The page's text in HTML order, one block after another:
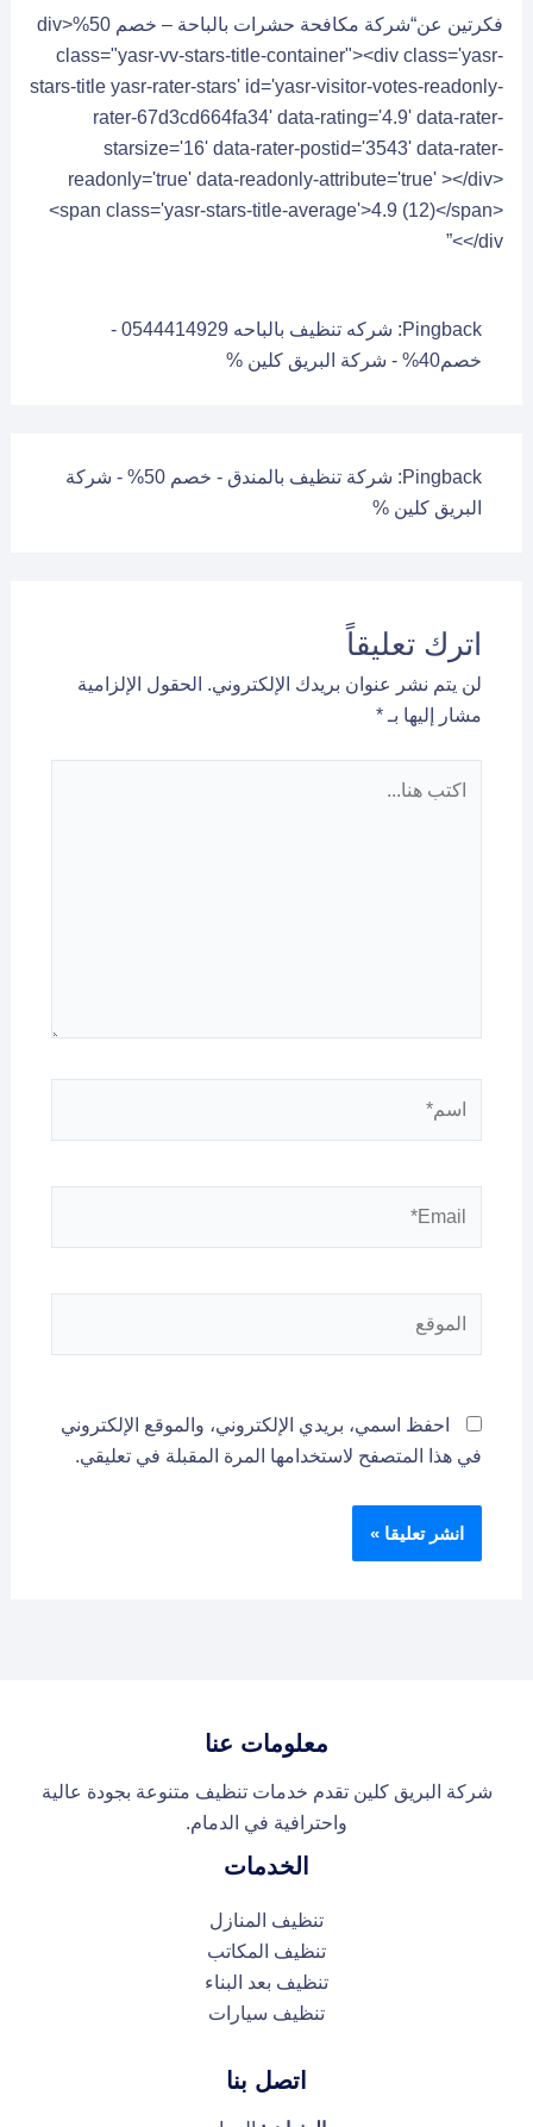
فكرتين عن“شركة مكافحة حشرات بالباحة – خصم 50%<div
class="yasr-vv-stars-title-container"><div class='yasr-
stars-title yasr-rater-stars' id='yasr-visitor-votes-readonly-
rater-67d3cd664fa34' data-rating='4.9' data-rater-
starsize='16' data-rater-postid='3543' data-rater-
readonly='true' data-readonly-attribute='true' ></div>
<span class='yasr-stars-title-average'>4.9 (12)</span>
</div>”
Pingback:
شركه تنظيف بالباحه 0544414929 -
خصم40% - شركة البريق كلين %
Pingback:
شركة تنظيف بالمندق - خصم 50% - شركة
البريق كلين %
اترك تعليقاً
لن يتم نشر عنوان بريدك الإلكتروني. الحقول الإلزامية
مشار إليها بـ *
احفظ اسمي، بريدي الإلكتروني، والموقع الإلكتروني
في هذا المتصفح لاستخدامها المرة المقبلة في تعليقي.
معلومات عنا
شركة البريق كلين تقدم خدمات تنظيف متنوعة بجودة عالية
واحترافية في الدمام.
الخدمات
تنظيف المنازل
تنظيف المكاتب
تنظيف بعد البناء
تنظيف سيارات
اتصل بنا